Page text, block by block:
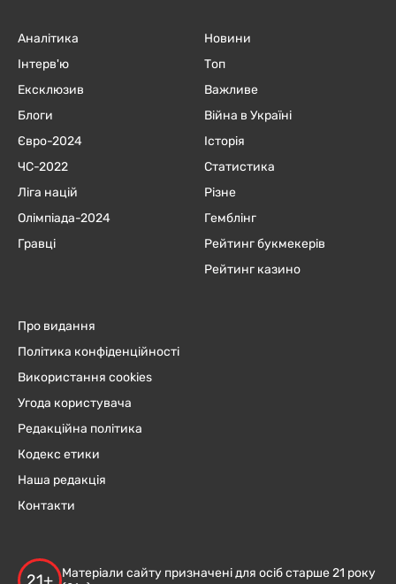
Аналітика
Інтерв'ю
Ексклюзив
Блоги
Євро-2024
ЧC-2022
Ліга націй
Олімпіада-2024
Гравці
Новини
Топ
Важливе
Війна в Україні
Історія
Статистика
Різне
Гемблінг
Рейтинг букмекерів
Рейтинг казино
Про видання
Політика конфіденційності
Використання cookies
Угода користувача
Редакційна політика
Кодекс етики
Наша редакція
Контакти
Матеріали сайту призначені для осіб старше 21 року